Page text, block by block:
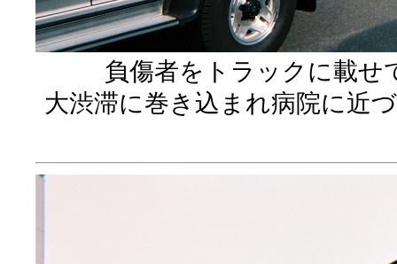
負傷者をトラックに載せ
大渋滞に巻き込まれ病院に近